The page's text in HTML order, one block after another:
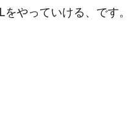
やっていける、です。